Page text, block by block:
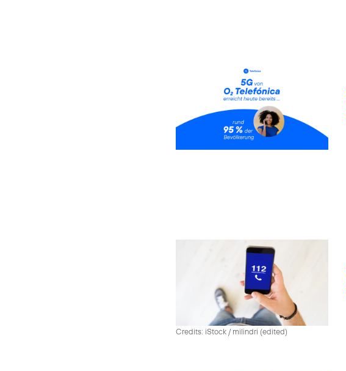
Credits: iStock / milindri (edited)